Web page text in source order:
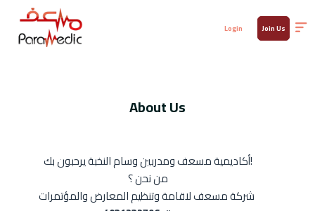
Login Join Us
About Us
أكاديمية مسعف ومدربين وسام النخبة يرحبون بك!
من نحن ؟